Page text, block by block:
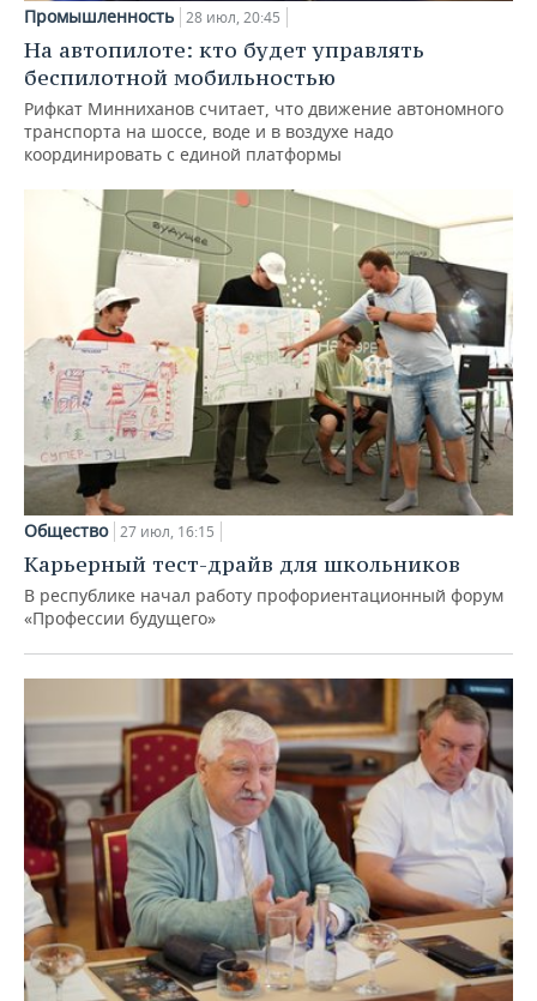
Промышленность 28 июл, 20:45
На автопилоте: кто будет управлять
беспилотной мобильностью
Рифкат Минниханов считает, что движение автономного
транспорта на шоссе, воде и в воздухе надо
координировать с единой платформы
Общество 27 июл, 16:15
Карьерный тест-драйв для школьников
В республике начал работу профориентационный форум
«Профессии будущего»